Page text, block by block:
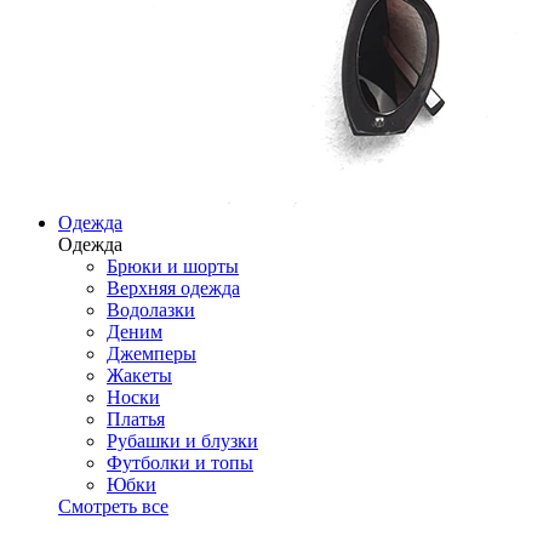
Одежда
Одежда
Брюки и шорты
Верхняя одежда
Водолазки
Деним
Джемперы
Жакеты
Носки
Платья
Рубашки и блузки
Футболки и топы
Юбки
Смотреть все